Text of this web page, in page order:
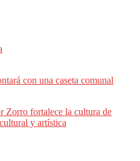
con una caseta comunal
Zorro fortalece la cultura de
y artística